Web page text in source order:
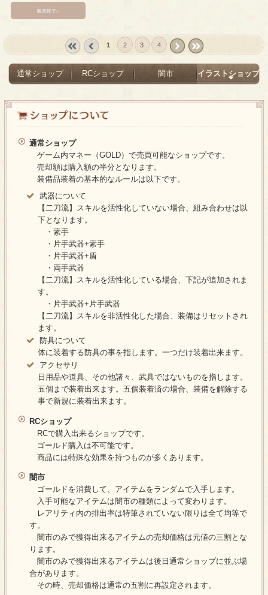
販売終了:-
prev
1 2 3 4
通常ショップ RCショップ 闇市 イラストショップ
通常ショップ
ゲーム内マネー（GOLD）で売買可能なショップです。
売却額は購入額の半分となります。
装備品装着の基本的なルールは以下です。
武器について
【二刀流】スキルを活性化していない場合、組み合わせは以
下となります。
・素手
・片手武器+素手
・片手武器+盾
・両手武器
【二刀流】スキルを活性化している場合、下記が追加されま
す。
・片手武器+片手武器
【二刀流】スキルを非活性化した場合、装備はリセットされ
ます。
防具について
体に装着する防具の事を指します。一つだけ装着出来ます。
アクセサリ
日用品や道具、その他諸々、武具ではないものを指します。
五個まで装着出来ます。五個装着済の場合、装備を解除する
事で新規に装着出来ます。
RCショップ
RCで購入出来るショップです。
ゴールド購入は不可能です。
商品には特殊な効果を持つものが多くあります。
闇市
ゴールドを消費して、アイテムをランダムで入手します。
入手可能なアイテムは闇市の種類によって変わります。
レアリティ内の排出率は特筆されていない限りは全て均等で
す。
闇市のみで獲得出来るアイテムの売却価格は元値の三割とな
ります。
闇市のみで獲得出来るアイテムは後日通常ショップに並ぶ場
合があります。
その時、売却価格は通常の五割に再設定されます。